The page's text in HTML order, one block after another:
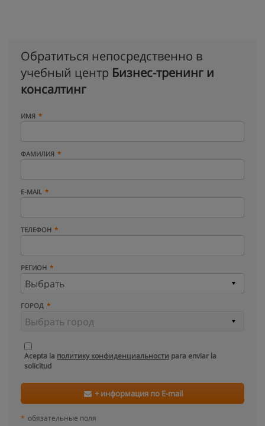
Обратиться непосредственно в
учебный центр Бизнес-тренинг и
консалтинг
ИМЯ
ФАМИЛИЯ
E-MAIL
ТЕЛЕФОН
РЕГИОН
ГОРОД
Acepta la политику конфиденциальности para enviar la
solicitud
+ информация по E-mail
* обязательные поля